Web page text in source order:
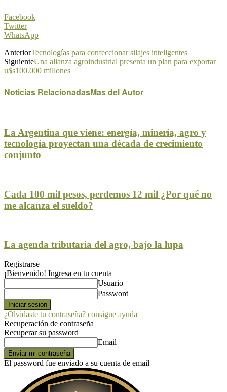
Facebook
Twitter
WhatsApp
AnteriorTecnologías para confeccionar silajes inteligentes
SiguienteUna alianza agroindustrial presenta un plan para exportar
u$s100.000 millones
Noticias RelacionadasMas del Autor
La Argentina que viene: energía, minería, agro y
tecnología proyectan una década de crecimiento
conjunto
Cada 100 mil pesos, perdemos 12 mil ¿Por qué no
me alcanza el sueldo?
La agenda tributaria del agro, bajo la lupa
Registrarse
¡Bienvenido! Ingresa en tu cuenta
Usuario
Password
¿Olvidaste tu contraseña? consigue ayuda
Recuperación de contraseña
Recuperar su password
Email
El password fue enviado a su cuenta de email